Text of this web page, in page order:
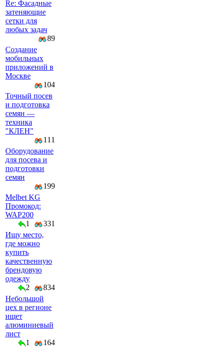
Re: Фасадные
затеняющие
сетки для
любых задач
89
Создание
мобильных
приложений в
Москве
104
Точный посев
и подготовка
семян —
техника
"КЛЕН"
111
Оборудование
для посева и
подготовки
семян
199
Melbet KG
Промокод:
WAP200
1
331
Ищу место,
где можно
купить
качественную
брендовую
одежду
2
834
Небольшой
цех в регионе
ищет
алюминиевый
лист
1
164